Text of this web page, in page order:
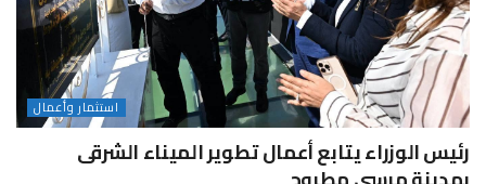
استثمار وأعمال
رئيس الوزراء يتابع أعمال تطوير الميناء الشرقى